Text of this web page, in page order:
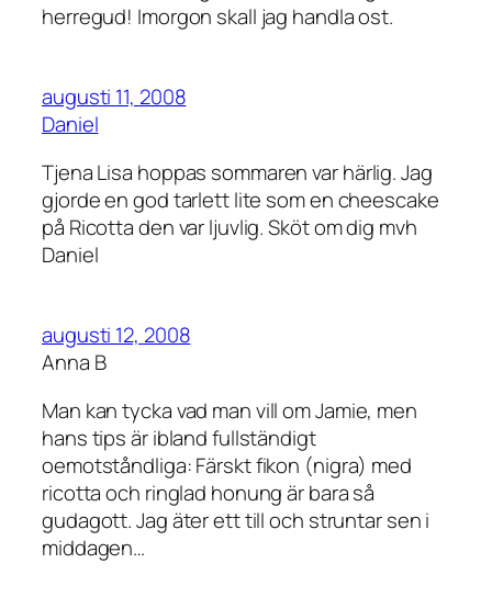
herregud! Imorgon skall jag handla ost.
augusti 11, 2008
Daniel
Tjena Lisa hoppas sommaren var härlig. Jag
gjorde en god tarlett lite som en cheescake
på Ricotta den var ljuvlig. Sköt om dig mvh
Daniel
augusti 12, 2008
Anna B
Man kan tycka vad man vill om Jamie, men
hans tips är ibland fullständigt
oemotståndliga: Färskt fikon (nigra) med
ricotta och ringlad honung är bara så
gudagott. Jag äter ett till och struntar sen i
middagen…